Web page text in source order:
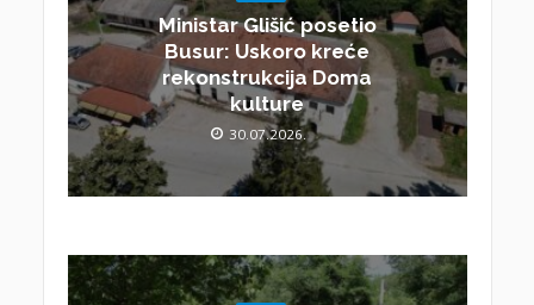
Ministar Glišić posetio
Busur: Uskoro kreće
rekonstrukcija Doma
kulture
30.07.2026.